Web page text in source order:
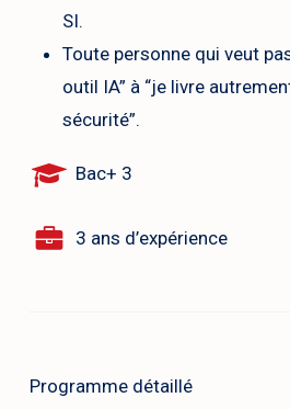
SI.
Toute personne qui veut
outil IA” à “je livre
sécurité”.
Bac+ 3
3 ans d’expérience
Programme détaillé